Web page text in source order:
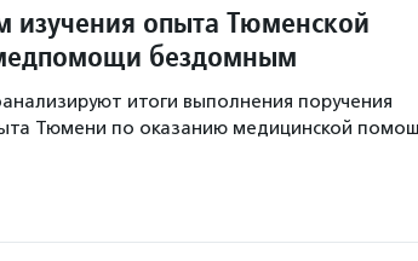
изучения опыта Тюменской
бездомным
итоги выполнения поручения
Тюмени по оказанию медицинской